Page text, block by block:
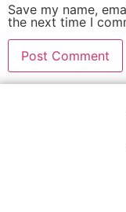
Save my name,
the next time I